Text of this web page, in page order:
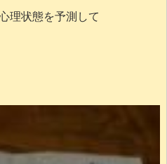
理状態を予測して